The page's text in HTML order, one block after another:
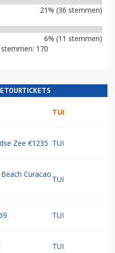
21% (36 stemmen)
6% (11 stemmen)
170
TUI
Zee €1235 TUI
Curacao
TUI
TUI
TUI